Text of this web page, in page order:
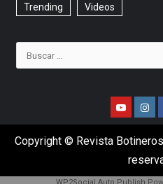
Trending Videos
Copyright © Revista